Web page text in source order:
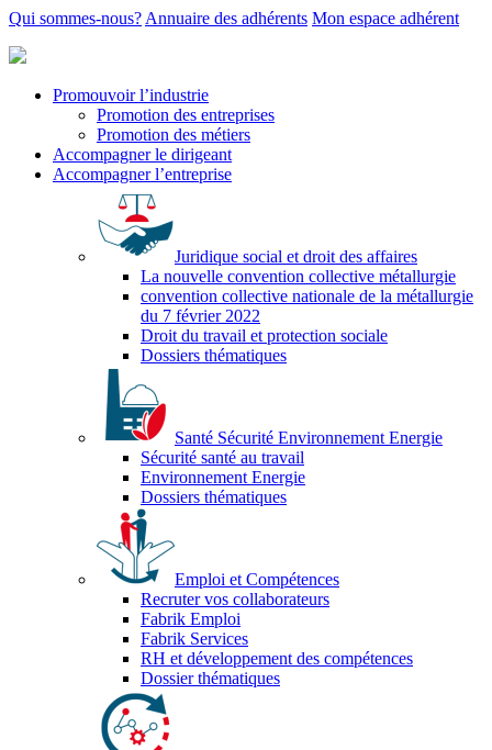
Qui sommes-nous? Annuaire des adhérents Mon espace adhérent
Promouvoir l’industrie
Promotion des entreprises
Promotion des métiers
Accompagner le dirigeant
Accompagner l’entreprise
Juridique social et droit des affaires
La nouvelle convention collective métallurgie
convention collective nationale de la métallurgie
du 7 février 2022
Droit du travail et protection sociale
Dossiers thématiques
Santé Sécurité Environnement Energie
Sécurité santé au travail
Environnement Energie
Dossiers thématiques
Emploi et Compétences
Recruter vos collaborateurs
Fabrik Emploi
Fabrik Services
RH et développement des compétences
Dossier thématiques